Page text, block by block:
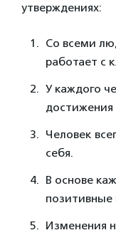
утверждениях:
Со всеми
работает с
У каждого
достижения
Человек
себя.
В основе
позитивные
Изменения